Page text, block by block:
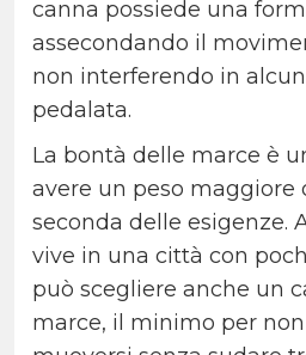
canna possiede una
assecondando il
non interferendo in
pedalata.
La bontà delle marce è
avere un peso maggiore
seconda delle esigenze.
vive in una città con
può scegliere anche un
marce, il minimo per